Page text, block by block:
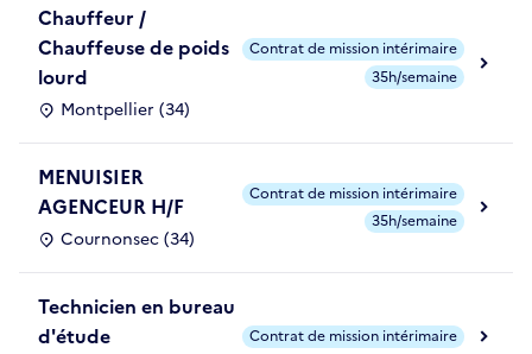
Chauffeur /
Chauffeuse de poids
lourd
Montpellier (34)
Contrat de mission intérimaire
35h/semaine
MENUISIER
AGENCEUR H/F
Cournonsec (34)
Contrat de mission intérimaire
35h/semaine
Technicien en bureau
d'étude
Contrat de mission intérimaire